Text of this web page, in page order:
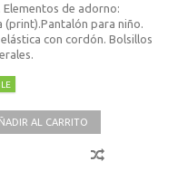
de adorno:
(print).Pantalón para niño.
con cordón. Bolsillos
AL CARRITO